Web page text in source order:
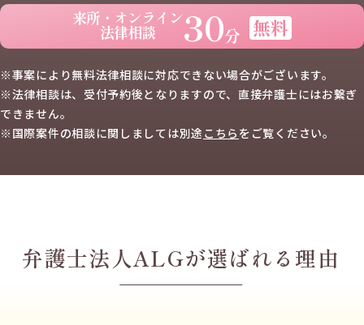
来所・オンライン
法律相談 30分 無料
※事案により無料法律相談に対応できない場合がございます。
※法律相談は、受付予約後となりますので、 直接弁護士にはお繋ぎ
できません。
※国際案件の相談に関しましては別途 こちら を ご覧ください。
弁護士法人ALGが選ばれる理由